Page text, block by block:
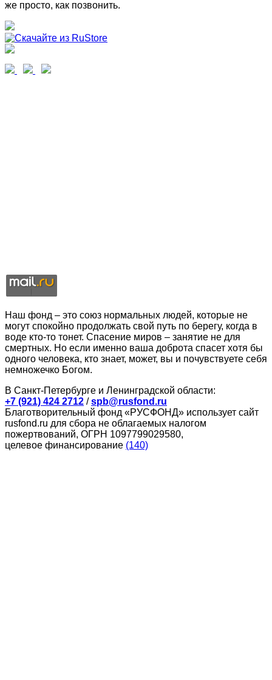
же просто, как позвонить.
Наш фонд – это союз нормальных людей, которые не
могут спокойно продолжать свой путь по берегу, когда в
воде кто-то тонет. Спасение миров – занятие не для
смертных. Но если именно ваша доброта спасет хотя бы
одного человека, кто знает, может, вы и почувствуете себя
немножечко Богом.
В Санкт-Петербурге и Ленинградской области:
+7 (921) 424 2712 /spb@rusfond.ru
Благотворительный фонд «РУСФОНД» использует сайт
rusfond.ru для сбора не облагаемых налогом
пожертвований, ОГРН 1097799029580,
целевое финансирование (140)